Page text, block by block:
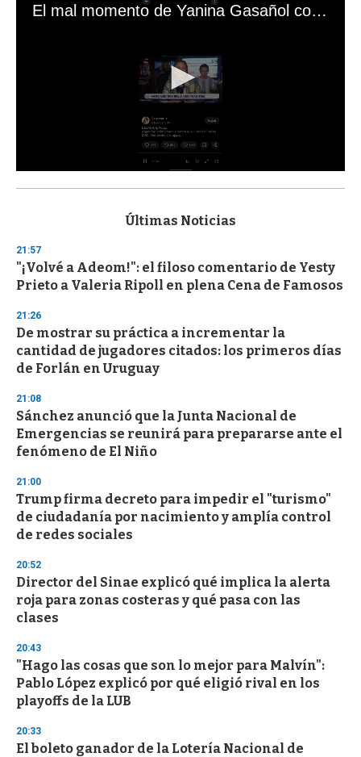
El mal momento de Yanina Gasañol con un hincha argentino en "Subrayado"
s
d
s
o
f
3
s
e
c
o
d
s
Últimas Noticias
21:57
"¡Volvé a Adeom!": el filoso comentario de Yesty
Prieto a Valeria Ripoll en plena Cena de Famosos
21:26
De mostrar su práctica a incrementar la
cantidad de jugadores citados: los primeros días
de Forlán en Uruguay
21:08
Sánchez anunció que la Junta Nacional de
Emergencias se reunirá para prepararse ante el
fenómeno de El Niño
21:00
Trump firma decreto para impedir el "turismo"
de ciudadanía por nacimiento y amplía control
de redes sociales
20:52
Director del Sinae explicó qué implica la alerta
roja para zonas costeras y qué pasa con las
clases
20:43
"Hago las cosas que son lo mejor para Malvín":
Pablo López explicó por qué eligió rival en los
playoffs de la LUB
20:33
El boleto ganador de la Lotería Nacional de